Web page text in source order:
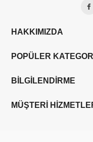
HAKKIMIZDA
POPÜLER
BİLGİLENDİRME
MÜŞTERİ